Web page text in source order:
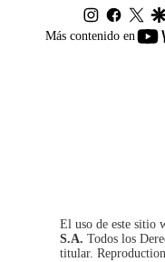
Más contenido en
instagram
El uso de este sitio
S.A. Todos los
titular.